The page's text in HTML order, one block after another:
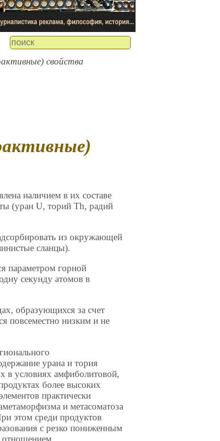
свойства
наличием в их составе
(уран U, торий Th, радий
из окружающей
сланцы).
параметром горной
секунду атомов в
образующихся за счет
повсеместно низким и не
урана и тория
в условиях амфиболитовой,
более высоких
практически
и метасоматоза
этом среди продуктов
с резко пониженным